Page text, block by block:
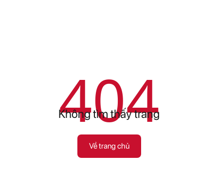
404
Không tìm thấy trang
Về trang chủ